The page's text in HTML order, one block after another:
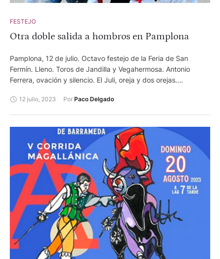
FESTEJO
Otra doble salida a hombros en Pamplona
Pamplona, 12 de julio. Octavo festejo de la Feria de San
Fermín. Lleno. Toros de Jandilla y Vegahermosa. Antonio
Ferrera, ovación y silencio. El Juli, oreja y dos orejas.
12 julio, 2023 Por Paco Delgado